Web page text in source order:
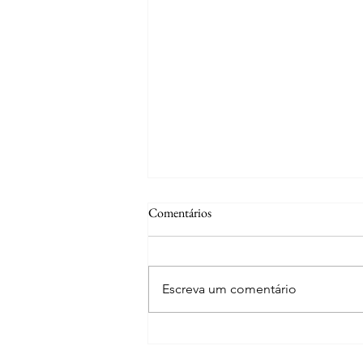
Comentários
Escreva um comentário